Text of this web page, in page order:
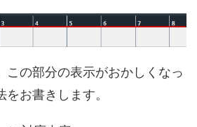
この部分の表示がおかしくなっ
お書きします。